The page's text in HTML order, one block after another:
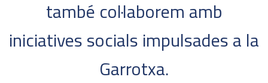
també col·laborem amb
iniciatives socials impulsades a la
Garrotxa.